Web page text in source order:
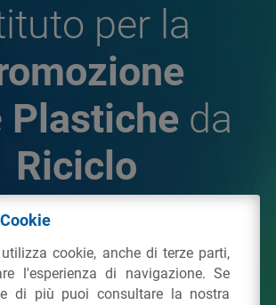
per la
Plastiche da
Riciclo
Plastiche da Riciclo
C.F. 97381090154
cookie, anche di terze parti,
l'esperienza di navigazione. Se
di più puoi consultare la nostra